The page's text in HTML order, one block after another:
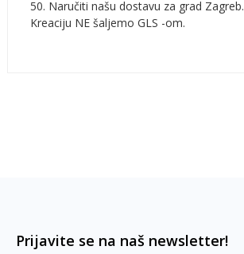
50. Naručiti našu dostavu za grad Zagreb.
Kreaciju NE šaljemo GLS -om.
Prijavite se na naš newsletter!